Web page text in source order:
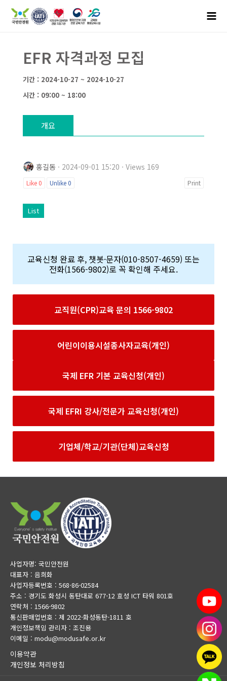
EFR 자격과정 모집
기간 : 2024-10-27 ~ 2024-10-27
시간 : 09:00 ~ 18:00
개요
홍길동 · 2024-09-01 15:20 · Views 169
Like 0 Unlike0 Print
List
교육신청 완료 후, 챗봇·문자(010-8507-4659) 또는
전화(1566-9802)로 꼭 확인해 주세요.
교직원(CPR)교육 문의 1566-9802
어린이이용시설종사자교육(개인)
국제 EFR 기본 교육신청(개인)
국제 EFRI 강사/전문가 교육신청(개인)
기업체/학교/기관(단체)교육신청
사업자명: 국민안전원
대표자 : 음희화
사업자등록번호 : 568-86-02584
주소 : 경기도 화성시 동탄대로 677-12 효성 ICT 타워 801호
연락처 : 1566-9802
통신판매업번호 : 제 2022-화성동탄-1811 호
개인정보책임 관리자 : 조진용
이메일 : modu@modusafe.or.kr
이용약관
개인정보 처리방침